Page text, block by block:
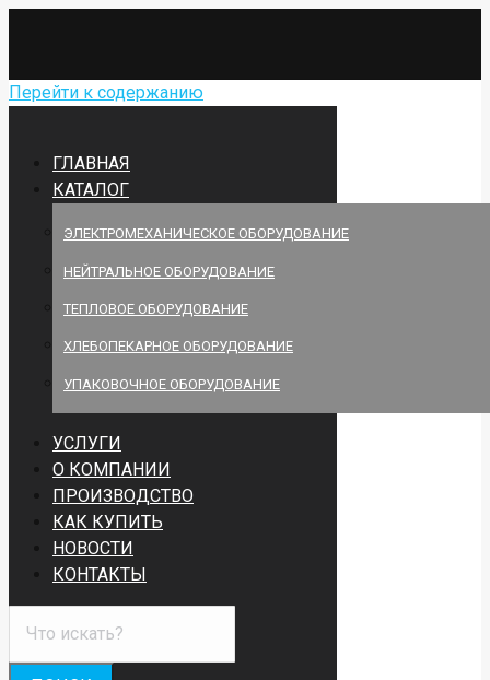
Перейти к содержанию
ГЛАВНАЯ
КАТАЛОГ
ЭЛЕКТРОМЕХАНИЧЕСКОЕ ОБОРУДОВАНИЕ
НЕЙТРАЛЬНОЕ ОБОРУДОВАНИЕ
ТЕПЛОВОЕ ОБОРУДОВАНИЕ
ХЛЕБОПЕКАРНОЕ ОБОРУДОВАНИЕ
УПАКОВОЧНОЕ ОБОРУДОВАНИЕ
УСЛУГИ
О КОМПАНИИ
ПРОИЗВОДСТВО
КАК КУПИТЬ
НОВОСТИ
КОНТАКТЫ